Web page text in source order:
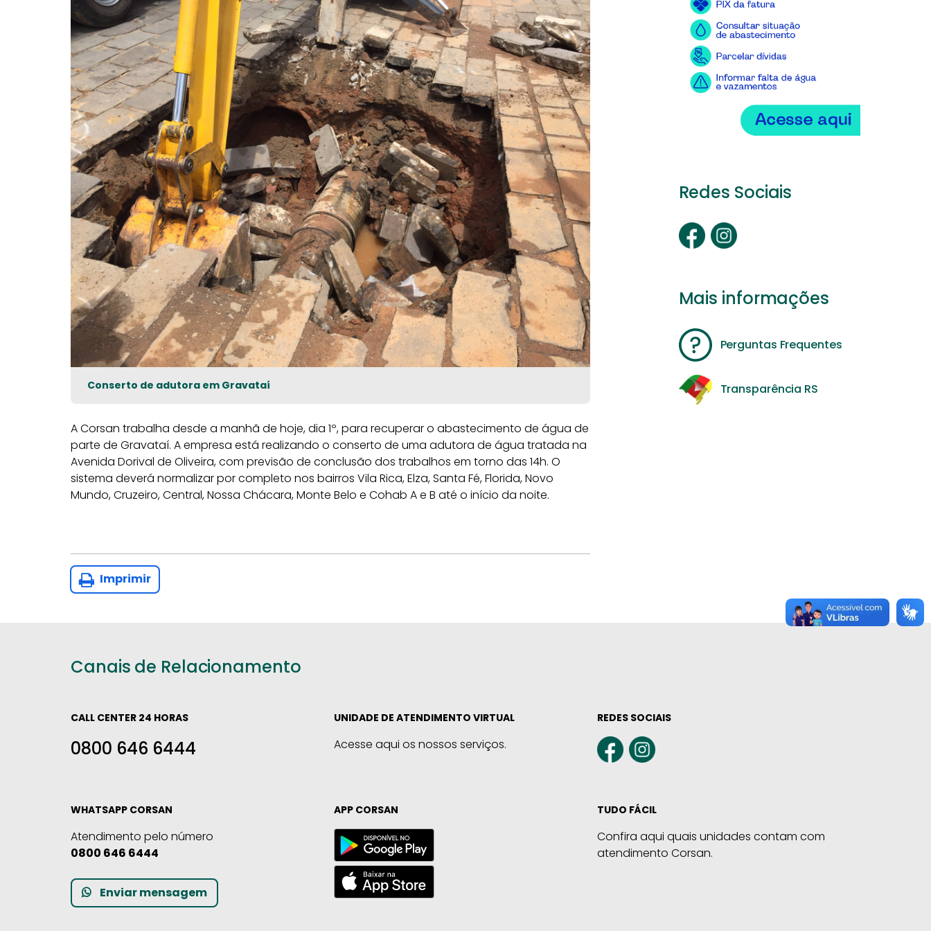
Conserto de adutora em Gravataí
A Corsan trabalha desde a manhã de hoje, dia 1º, para recuperar o abastecimento de água de
parte de Gravataí. A empresa está realizando o conserto de uma adutora de água tratada na
Avenida Dorival de Oliveira, com previsão de conclusão dos trabalhos em torno das 14h. O
sistema deverá normalizar por completo nos bairros Vila Rica, Elza, Santa Fé, Florida, Novo
Mundo, Cruzeiro, Central, Nossa Chácara, Monte Belo e Cohab A e B até o início da noite.
Imprimir
Redes Sociais
Mais informações
Perguntas Frequentes
Transparência RS
Canais de Relacionamento
CALL CENTER 24 HORAS
0800 646 6444
UNIDADE DE ATENDIMENTO VIRTUAL
Acesse aqui os nossos serviços.
REDES SOCIAIS
WHATSAPP CORSAN
Atendimento pelo número
0800 646 6444
Enviar mensagem
APP CORSAN TUDO FÁCIL
Confira aqui quais unidades contam com
atendimento Corsan.